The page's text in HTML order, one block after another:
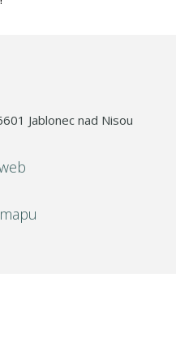
Jablonec nad Nisou